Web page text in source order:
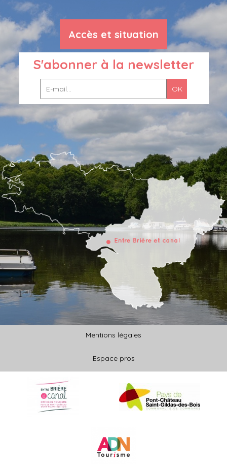
Accès et situation
S'abonner à la newsletter
Mentions légales
Espace pros